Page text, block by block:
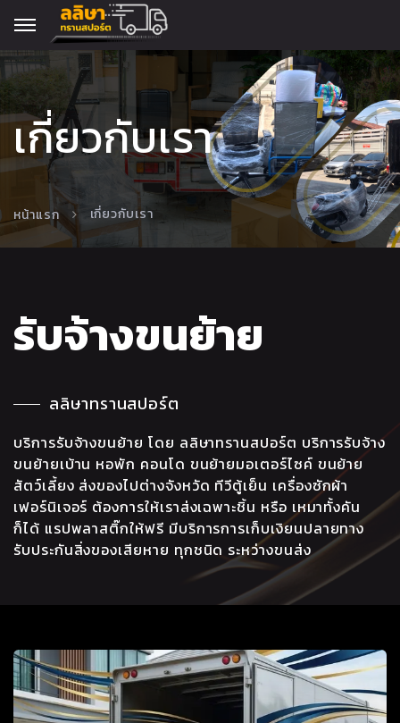
เกี่ยวกับเรา
หน้าแรก เกี่ยวกับเรา
รับจ้างขนย้าย
ลลิษาทรานสปอร์ต
บริการรับจ้างขนย้าย โดย ลลิษาทรานสปอร์ต บริการรับจ้าง
ขนย้ายเบ้าน หอพัก คอนโด ขนย้ายมอเตอร์ไซค์ ขนย้าย
สัตว์เลี้ยง ส่งของไปต่างจังหวัด ทีวีตู้เย็น เครื่องซักผ้า
เฟอร์นิเจอร์ ต้องการให้เราส่งเฉพาะชิ้น หรือ เหมาทั้งคัน
ก็ได้ แรปพลาสติ๊กให้ฟรี มีบริการการเก็บเงิยนปลายทาง
รับประกันสิ่งของเสียหาย ทุกชนิด ระหว่างขนส่ง